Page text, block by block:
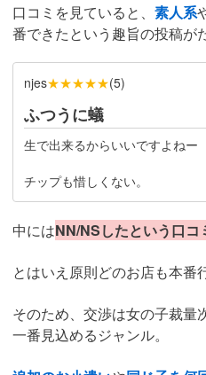
口コミを見ていると、 素人系
番できたという趣旨の投稿が
njes★★★★★(5)
ふつうに蟻
生で出来るからいいですよねー
チップも惜しくない。
中にはNN/NSしたという口コ
とはいえ原則どのお店も本番
そのため、交渉は女の子裁量
一番見込めるジャンル。